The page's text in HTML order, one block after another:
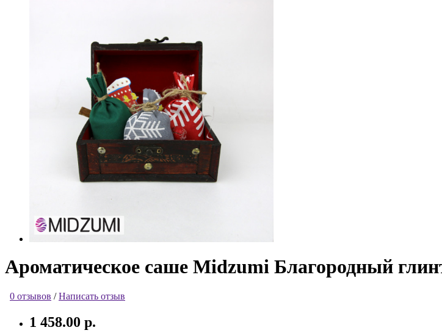
Ароматическое саше Midzumi Благородный
0 отзывов /Написать отзыв
1 458.00 р.